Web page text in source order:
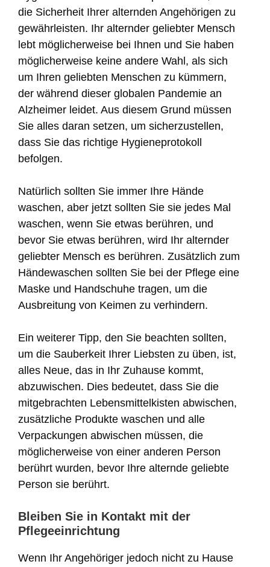
die Sicherheit Ihrer alternden Angehörigen zu
gewährleisten. Ihr alternder geliebter Mensch
lebt möglicherweise bei Ihnen und Sie haben
möglicherweise keine andere Wahl, als sich
um Ihren geliebten Menschen zu kümmern,
der während dieser globalen Pandemie an
Alzheimer leidet. Aus diesem Grund müssen
Sie alles daran setzen, um sicherzustellen,
dass Sie das richtige Hygieneprotokoll
befolgen.
Natürlich sollten Sie immer Ihre Hände
waschen, aber jetzt sollten Sie sie jedes Mal
waschen, wenn Sie etwas berühren, und
bevor Sie etwas berühren, wird Ihr alternder
geliebter Mensch es berühren. Zusätzlich zum
Händewaschen sollten Sie bei der Pflege eine
Maske und Handschuhe tragen, um die
Ausbreitung von Keimen zu verhindern.
Ein weiterer Tipp, den Sie beachten sollten,
um die Sauberkeit Ihrer Liebsten zu üben, ist,
alles Neue, das in Ihr Zuhause kommt,
abzuwischen. Dies bedeutet, dass Sie die
mitgebrachten Lebensmittelkisten abwischen,
zusätzliche Produkte waschen und alle
Verpackungen abwischen müssen, die
möglicherweise von einer anderen Person
berührt wurden, bevor Ihre alternde geliebte
Person sie berührt.
Bleiben Sie in Kontakt mit der
Pflegeeinrichtung
Wenn Ihr Angehöriger jedoch nicht zu Hause